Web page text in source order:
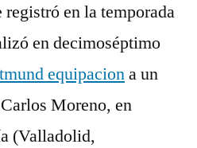
registró en la temporada
en decimoséptimo
equipaciona un
Moreno, en
(Valladolid,